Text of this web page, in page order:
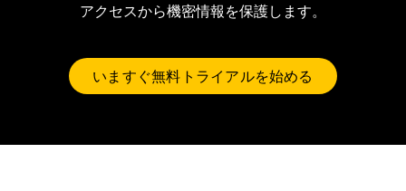
アクセスから機密情報を保護します。
いますぐ無料トライアルを始める